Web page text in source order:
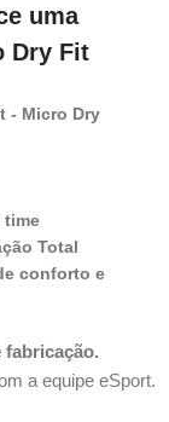
uma
Dry Fit
- Micro Dry
time
Total
conforto e
a equipe eSport.